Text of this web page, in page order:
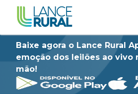
Baixe agora o Lance Rural
emoção dos leilões ao vivo
mão!